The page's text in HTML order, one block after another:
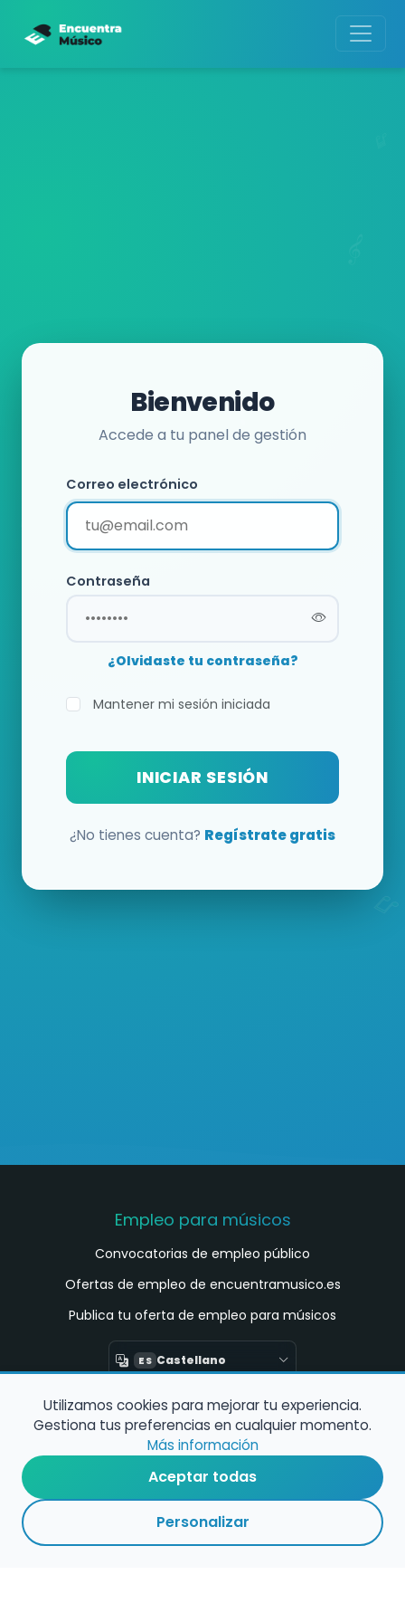
Bienvenido
Accede a tu panel de gestión
Correo electrónico
Contraseña
¿Olvidaste tu contraseña?
Mantener mi sesión iniciada
INICIAR SESIÓN
¿No tienes cuenta? Regístrate gratis
Empleo para músicos
Convocatorias de empleo público
Ofertas de empleo de encuentramusico.es
Publica tu oferta de empleo para músicos
ES Castellano
Encuentra Músico
Buscador de Músicos
Encuentra Pianista Acompañante
Asesoría para músicos y docentes
Utilizamos cookies para mejorar tu experiencia.
Gestiona tus preferencias en cualquier momento.
Más información
Aceptar todas
Personalizar